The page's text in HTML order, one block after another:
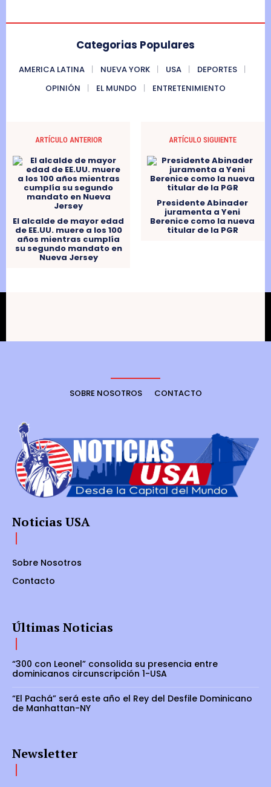
Categorias Populares
AMERICA LATINA NUEVA YORK USA
DEPORTES
OPINIÓN
EL MUNDO ENTRETENIMIENTO
ARTÍCULO ANTERIOR
El alcalde de mayor edad
de EE.UU. muere a los 100
años mientras cumplía
su segundo mandato en
Nueva Jersey
ARTÍCULO SIGUIENTE
Presidente Abinader
juramenta a Yeni
Berenice como la nueva
titular de la PGR
SOBRE NOSOTROS CONTACTO
Noticias USA
Sobre Nosotros
Contacto
Últimas Noticias
“300 con Leonel” consolida su presencia entre
dominicanos circunscripción 1-USA
“El Pachá” será este año el Rey del Desfile Dominicano
de Manhattan-NY
Newsletter